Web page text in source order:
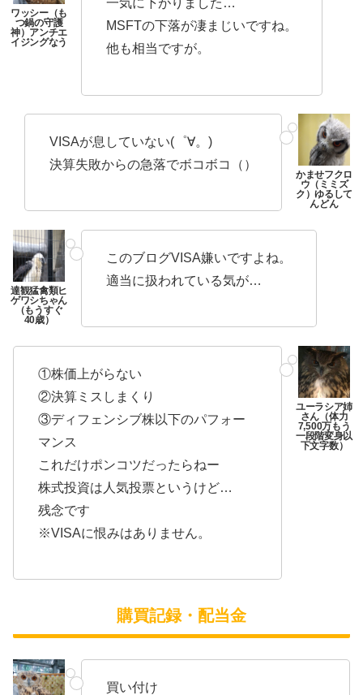
一気に下がりました…
MSFTの下落が凄まじいですね。
他も相当ですが。
VISAが息していない(゜∀。)
決算失敗からの急落でボコボコ（）
このブログVISA嫌いですよね。
適当に扱われている気が…
①株価上がらない
②決算ミスしまくり
③ディフェンシブ株以下のパフォー
マンス
これだけポンコツだったらねー
株式投資は人気投票というけど…
残念です
※VISAに恨みはありません。
購買記録・配当金
買い付け